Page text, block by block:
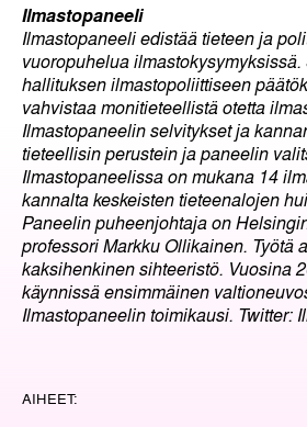
Ilmastopaneeli
Ilmastopaneeli edistää tieteen ja
vuoropuhelua
hallituksen ilmastopoliittiseen
vahvistaa monitieteellistä otetta
Ilmastopaneelin selvitykset ja
tieteellisin perustein ja paneelin
Ilmastopaneelissa on mukana 14
kannalta keskeisten tieteenalojen
Paneelin puheenjohtaja on
professori Markku Ollikainen. Työtä
kaksihenkinen sihteeristö. Vuosina
käynnissä ensimmäinen
Ilmastopaneelin toimikausi. Twitter:
AIHEET: